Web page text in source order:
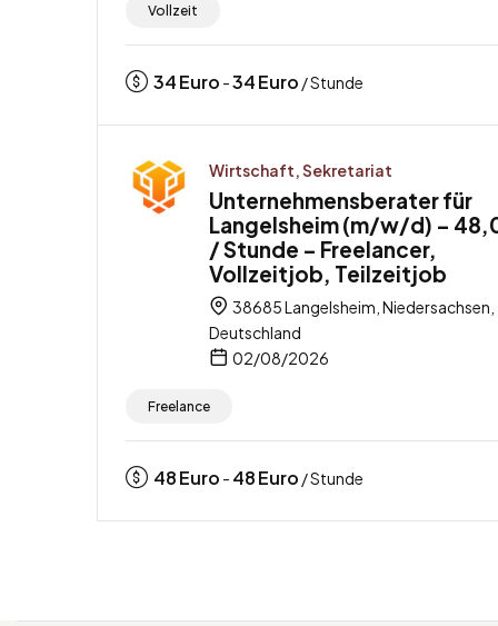
Vollzeit
34Euro -34Euro / Stunde
Wirtschaft, Sekretariat
Unternehmensberater für
Langelsheim (m/w/d) –
/ Stunde – Freelancer,
Vollzeitjob, Teilzeitjob
38685 Langelsheim, Niedersachsen,
Deutschland
02/08/2026
Freelance
48Euro - 48Euro / Stunde